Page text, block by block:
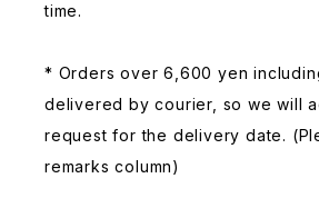
time.
* Orders over 6,600 yen
delivered by courier, so we will
request for the delivery date.
remarks column)